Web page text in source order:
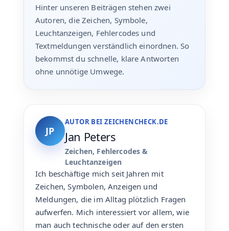
Hinter unseren Beiträgen stehen zwei
Autoren, die Zeichen, Symbole,
Leuchtanzeigen, Fehlercodes und
Textmeldungen verständlich einordnen. So
bekommst du schnelle, klare Antworten
ohne unnötige Umwege.
JP
AUTOR BEI ZEICHENCHECK.DE
Jan Peters
Zeichen, Fehlercodes &
Leuchtanzeigen
Ich beschäftige mich seit Jahren mit
Zeichen, Symbolen, Anzeigen und
Meldungen, die im Alltag plötzlich Fragen
aufwerfen. Mich interessiert vor allem, wie
man auch technische oder auf den ersten